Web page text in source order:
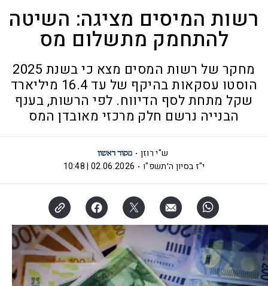
רשות המיסים מציגה: השיטה
להתחמק מתשלום מס
מחקר של רשות המסים מצא כי בשנת 2025
הוסטו עסקאות בהיקף של עד 16.4 מיליארד
שקל מתחת לסף הדיווח. לפי הרשות, בענף
הבנייה נרשם חלק מרכזי מאובדן המס
ש"י רוזן
י"ז בסיון ה׳תשפ"ו
02.06.2026 | 10:48